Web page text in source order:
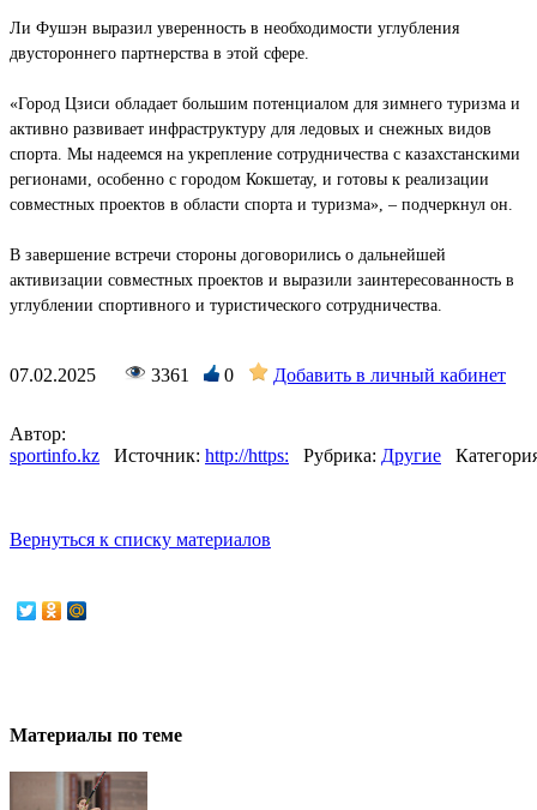
Ли Фушэн выразил уверенность в необходимости углубления
двустороннего партнерства в этой сфере.
«Город Цзиси обладает большим потенциалом для зимнего туризма и
активно развивает инфраструктуру для ледовых и снежных видов
спорта. Мы надеемся на укрепление сотрудничества с казахстанскими
регионами, особенно с городом Кокшетау, и готовы к реализации
совместных проектов в области спорта и туризма», – подчеркнул он.
В завершение встречи стороны договорились о дальнейшей
активизации совместных проектов и выразили заинтересованность в
углублении спортивного и туристического сотрудничества.
07.02.2025 3361 0 Добавить в личный кабинет
Автор:
sportinfo.kz
Источник: http://https: Рубрика: Другие
Вернуться к списку материалов
Материалы по теме